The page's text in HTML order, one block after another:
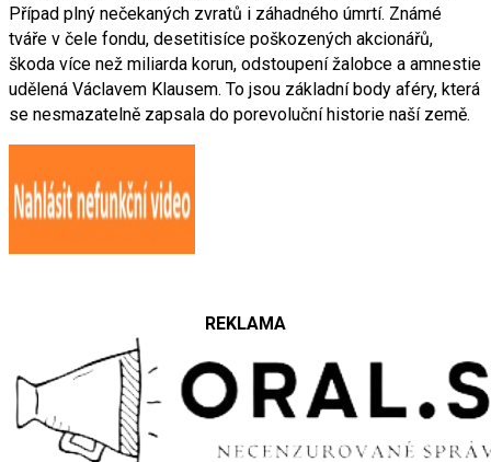
Případ plný nečekaných zvratů i záhadného úmrtí. Známé
tváře v čele fondu, desetitisíce poškozených akcionářů,
škoda více než miliarda korun, odstoupení žalobce a amnestie
udělená Václavem Klausem. To jsou základní body aféry, která
se nesmazatelně zapsala do porevoluční historie naší země.
REKLAMA